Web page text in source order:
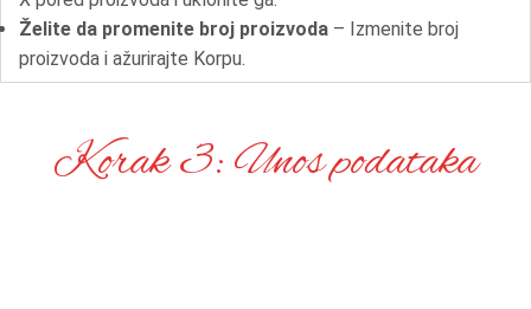
Želite da promenite broj proizvoda – Izmenite broj
proizvoda i ažurirajte Korpu.
Korak 3: Unos podataka